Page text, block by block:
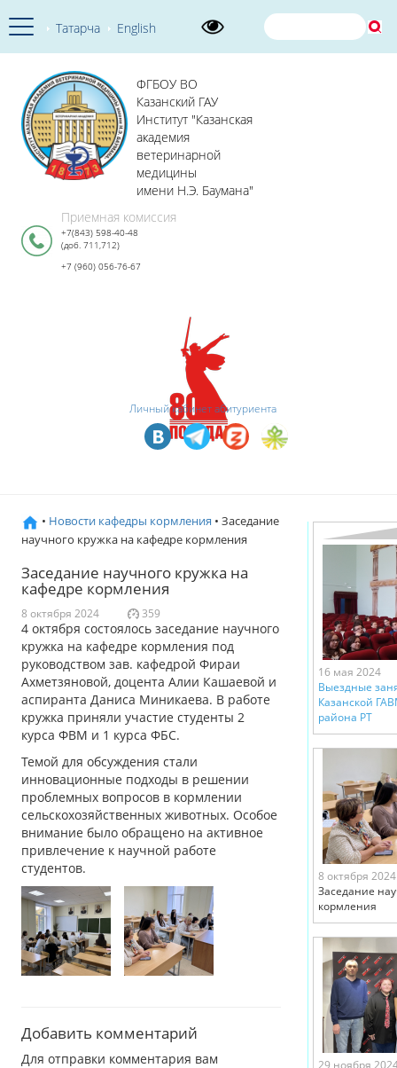
Татарча English
ФГБОУ ВО
Казанский ГАУ
Институт "Казанская
академия
ветеринарной
медицины
имени Н.Э. Баумана"
Приемная комиссия
+7(843) 598-40-48
(доб. 711,712)
+7 (960) 056-76-67
Личный кабинет абитуриента
• Новости кафедры кормления • Заседание
научного кружка на кафедре кормления
Заседание научного кружка на
кафедре кормления
8 октября 2024 359
4 октября состоялось заседание научного
кружка на кафедре кормления под
руководством зав. кафедрой Фираи
Ахметзяновой, доцента Алии Кашаевой и
аспиранта Даниса Миникаева. В работе
кружка приняли участие студенты 2
курса ФВМ и 1 курса ФБС.
Темой для обсуждения стали
инновационные подходы в решении
проблемных вопросов в кормлении
сельскохозяйственных животных. Особое
внимание было обращено на активное
привлечение к научной работе
студентов.
Добавить комментарий
Для отправки комментария вам
16 мая 2024
Выездные
Казанской
района РТ
8 октября 2024
Заседание
кормления